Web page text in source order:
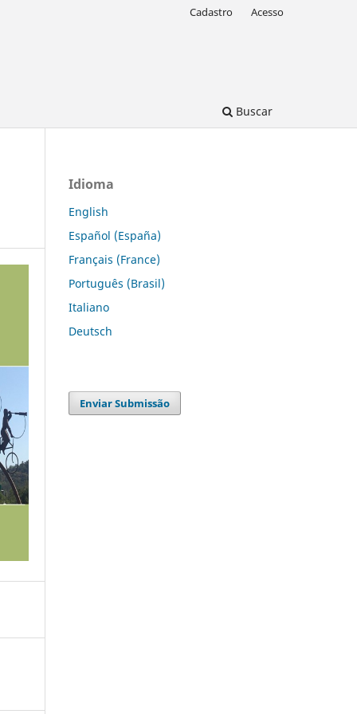
Buscar
Cadastro Acesso
Idioma
English
Español (España)
Français (France)
Português (Brasil)
Italiano
Deutsch
Enviar Submissão